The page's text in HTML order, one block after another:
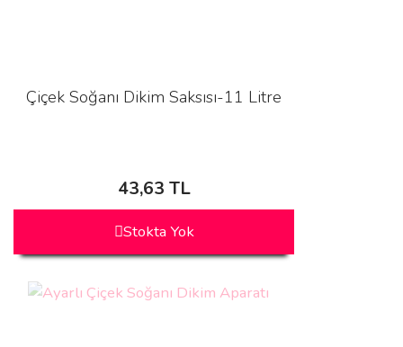
Çiçek Soğanı Dikim Saksısı-11 Litre
43,63 TL
Stokta Yok